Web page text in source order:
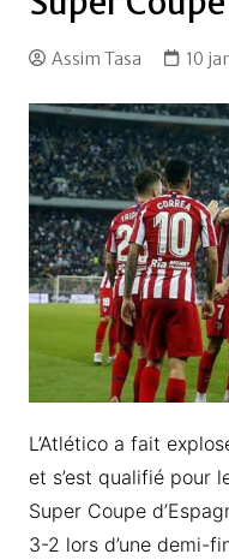
Assim Tasa 10
L’Atlético a fait
et s’est qualifié pour
Super Coupe
3-2 lors d’une demi-